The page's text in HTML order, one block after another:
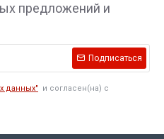
предложений и
Подписаться
данных"
и согласен(на) с